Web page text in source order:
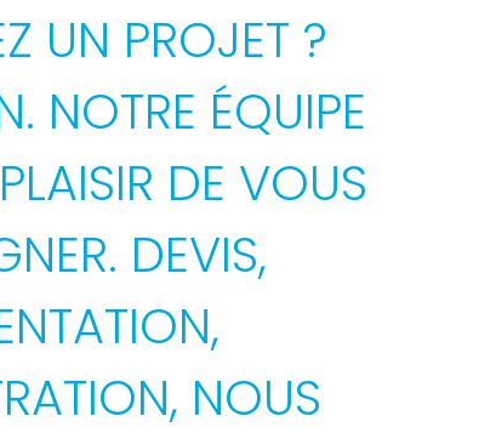
UN PROJET ?
NOTRE ÉQUIPE
DE VOUS
DEVIS,
NOUS